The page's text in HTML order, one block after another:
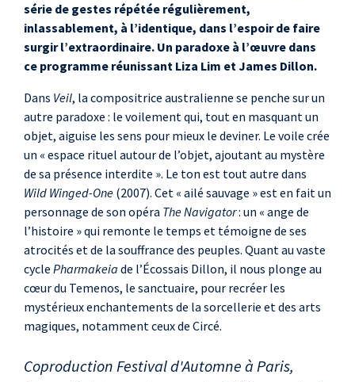
série de gestes répétée régulièrement,
inlassablement, à l’identique, dans l’espoir de faire
surgir l’extraordinaire. Un paradoxe à l’œuvre dans
ce programme réunissant Liza Lim et James Dillon.
Dans Veil, la compositrice australienne se penche sur un
autre paradoxe : le voilement qui, tout en masquant un
objet, aiguise les sens pour mieux le deviner. Le voile crée
un « espace rituel autour de l’objet, ajoutant au mystère
de sa présence interdite ». Le ton est tout autre dans
Wild Winged-One (2007). Cet « ailé sauvage » est en fait un
personnage de son opéra The Navigator: un « ange de
l’histoire » qui remonte le temps et témoigne de ses
atrocités et de la souffrance des peuples. Quant au vaste
cycle Pharmakeia de l’Écossais Dillon, il nous plonge au
cœur du Temenos, le sanctuaire, pour recréer les
mystérieux enchantements de la sorcellerie et des arts
magiques, notamment ceux de Circé.
Coproduction Festival d'Automne à Paris,